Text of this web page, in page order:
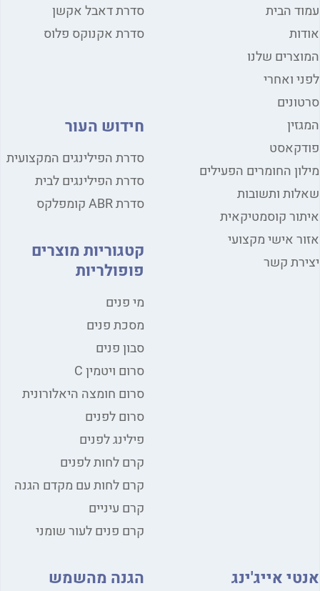
הבית
שלנו
ואחרי
החומרים הפעילים
ותשובות
קוסמטיקאית
אישי מקצועי
קשר
סדרת דאבל אקשן
סדרת אקנוקס פלוס
חידוש העור
סדרת הפילינגים המקצועית
סדרת הפילינגים לבית
סדרת ABR קומפלקס
קטגוריות מוצרים
פופולריות
מי פנים
מסכת פנים
סבון פנים
סרום ויטמין C
סרום חומצה היאלורונית
סרום לפנים
פילינג לפנים
קרם לחות לפנים
קרם לחות עם מקדם הגנה
קרם עיניים
קרם פנים לעור שומני
אייג'ינג הגנה מהשמש